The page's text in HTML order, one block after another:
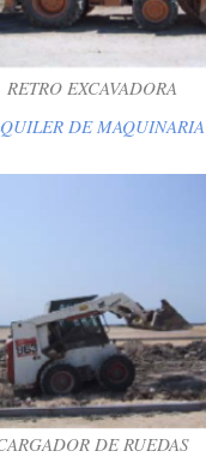
RETRO EXCAVADORA
DE MAQUINARIA
CARGADOR DE RUEDAS
DE MAQUINARIA
DE RUEDAS